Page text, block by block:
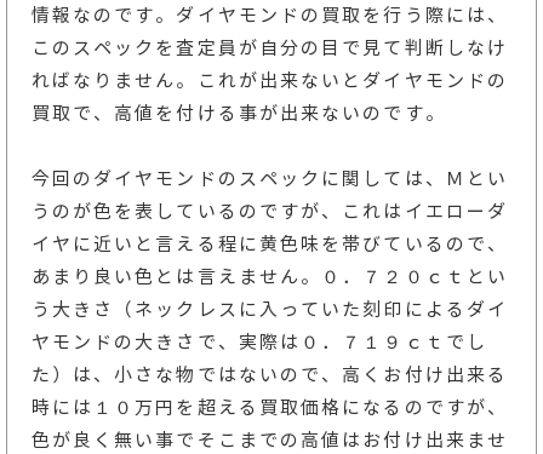
情報なのです。ダイヤモンドの買取を行う際には、
このスペックを査定員が自分の目で見て判断しなけ
ればなりません。これが出来ないとダイヤモンドの
買取で、高値を付ける事が出来ないのです。
今回のダイヤモンドのスペックに関しては、Ｍとい
うのが色を表しているのですが、これはイエローダ
イヤに近いと言える程に黄色味を帯びているので、
あまり良い色とは言えません。０．７２０ｃｔとい
う大きさ（ネックレスに入っていた刻印によるダイ
ヤモンドの大きさで、実際は０．７１９ｃｔでし
た）は、小さな物ではないので、高くお付け出来る
時には１０万円を超える買取価格になるのですが、
色が良く無い事でそこまでの高値はお付け出来ませ